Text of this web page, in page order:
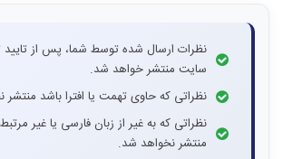
نظرات ارسال شده توسط شما، پس از
سایت منتشر خواهد شد.
نظراتی که حاوی تهمت یا افترا باشد
نظراتی که به غیر از زبان فارسی یا غیر
منتشر نخواهد شد.